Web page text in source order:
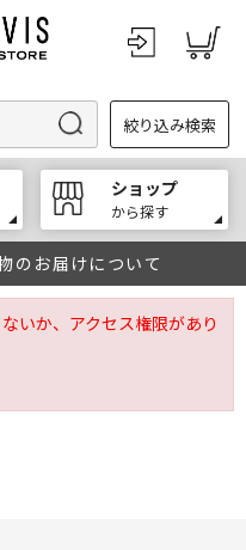
絞り込み検索
ショップ
から探す
のお届けについて
いか、アクセス権限があり